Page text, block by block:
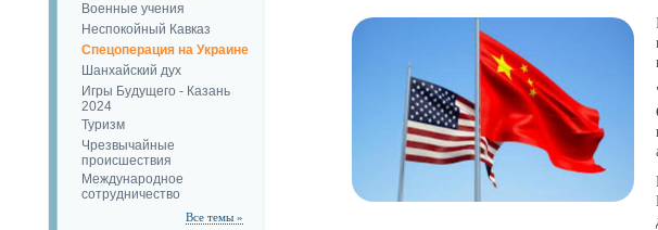
Военные учения
Неспокойный Кавказ
Спецоперация на Украине
Шанхайский дух
Игры Будущего - Казань
2024
Туризм
Чрезвычайные
происшествия
Международное
сотрудничество
Все темы »